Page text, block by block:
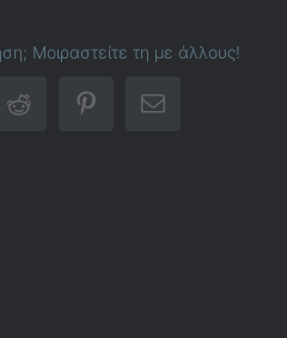
Μοιραστείτε τη με άλλους!
RedditPinterestEmail